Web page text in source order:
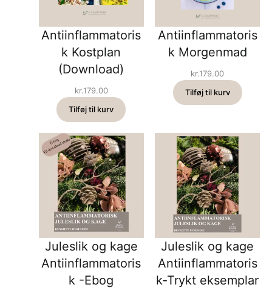
Antiinflammatoris
k Kostplan
(Download)
kr.179.00
Tilføj til kurv
Antiinflammatoris
k Morgenmad
kr.179.00
Tilføj til kurv
Juleslik og kage
Antiinflammatoris
k -Ebog
Juleslik og kage
Antiinflammatoris
k-Trykt eksemplar